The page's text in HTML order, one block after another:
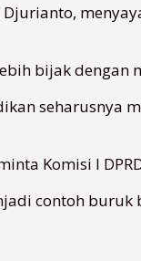
bijak
Komisi I
contoh buruk